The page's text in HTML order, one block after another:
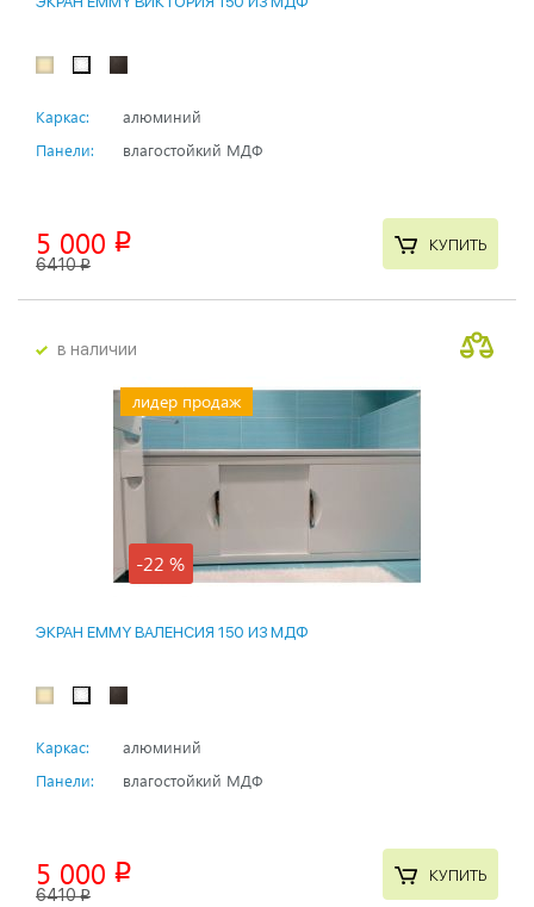
Каркас:
алюминий
Панели:
влагостойкий МДФ
5 000 p
6410p
КУПИТЬ
в наличии
лидер продаж
-22 %
ЭКРАН EMMY ВАЛЕНСИЯ 150 ИЗ МДФ
Каркас:
алюминий
Панели:
влагостойкий МДФ
5 000 p
6410p
КУПИТЬ